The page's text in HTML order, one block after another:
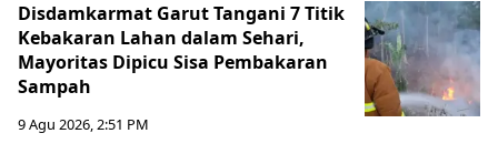
Disdamkarmat Garut Tangani 7 Titik
Kebakaran Lahan dalam Sehari,
Mayoritas Dipicu Sisa Pembakaran
Sampah
9 Agu 2026, 2:51 PM